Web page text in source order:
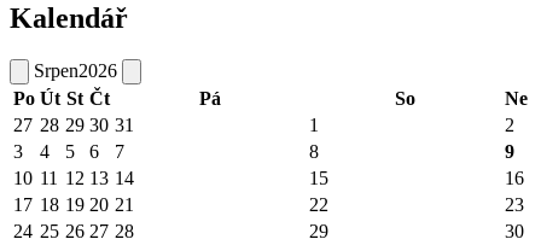
Kalendář
Srpen2026
Po Út St Čt Pá So
Ne
27 28 29 30 31 1
2
3
4 5 6 7 8
9
10 11 12 13 14 15
16
17 18 19 20 21 22
23
24 25 26 27 28 29 30